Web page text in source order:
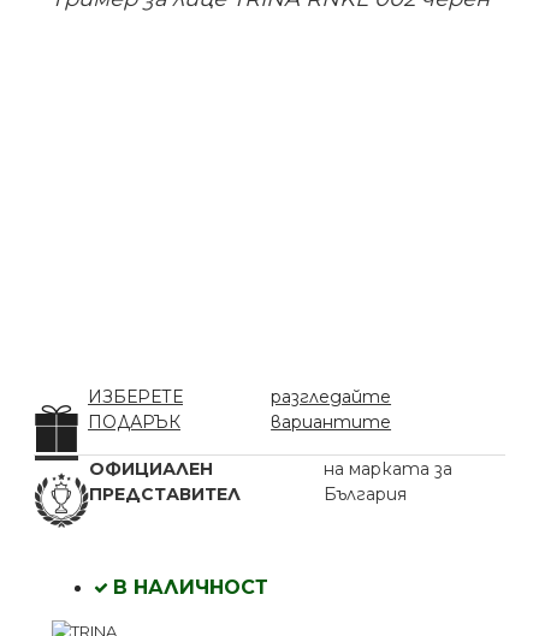
ИЗБЕРЕТЕ
ПОДАРЪК
разгледайте
вариантите
ОФИЦИАЛЕН
ПРЕДСТАВИТЕЛ
на марката за
България
В НАЛИЧНОСТ